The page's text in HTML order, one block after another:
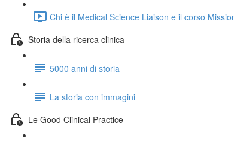
Chi è il Medical Science Liaison e il corso
Storia della ricerca clinica
5000 anni di storia
La storia con immagini
Le Good Clinical Practice